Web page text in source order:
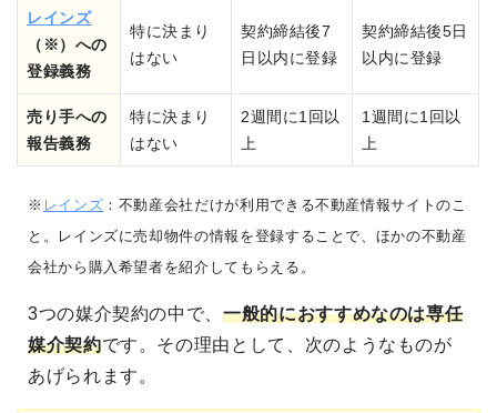
レインズ
（※）への
登録義務
特に決まり
はない
契約締結後7
日以内に登録
契約締結後5日
以内に登録
売り手への
報告義務
特に決まり
はない
2週間に1回以
上
1週間に1回以
上
※ レインズ ：不動産会社だけが利用できる不動産情報サイトのこ
と。レインズに売却物件の情報を登録することで、ほかの不動産
会社から購入希望者を紹介してもらえる。
3つの媒介契約の中で、一般的におすすめなのは専任
媒介契約です。その理由として、次のようなものが
あげられます。